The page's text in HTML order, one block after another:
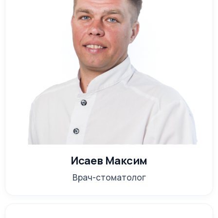
протезирование зубов в
стоматологии на Васильковской
«Линия Улыбки»?
установкой зубных протезов
занимаются не только государственные, но
и множество частных стоматологических
клиник. Пациенты имеют возможность
сравнить и выбрать заведение, в котором
услуги будут оказаны максимально
профессионально и качественно. На самом
высоком современном уровне
протезирование зубов в Киеве
выполняется в нашей стоматологической
Исаев Максим
Врач-стоматолог